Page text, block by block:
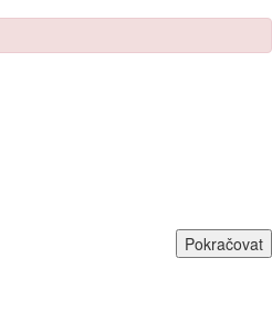
Pokračovat